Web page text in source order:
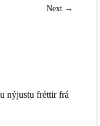
Next →
nýjustu fréttir frá